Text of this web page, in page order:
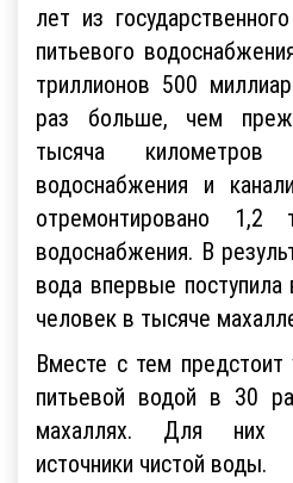
лет из
питьевого
триллионов 500
раз больше, чем
тысяча километров
водоснабжения и
отремонтировано 1,2
водоснабжения. В
вода впервые
человек в тысяче
Вместе с тем предстоит
питьевой водой в 30
махаллях. Для них
источники чистой воды.